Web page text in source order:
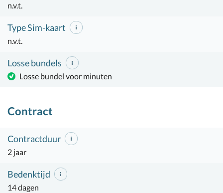
n.v.t.
Type Sim-kaart
n.v.t.
Losse bundels
Losse bundel voor minuten
Contract
Contractduur
2 jaar
Bedenktijd
14 dagen